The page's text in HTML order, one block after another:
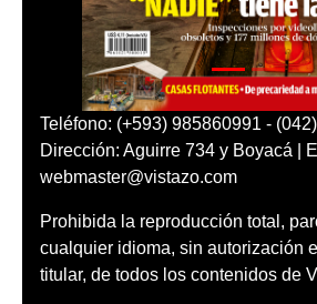
Teléfono: (+593) 985860991 - (042)
Dirección: Aguirre 734 y Boyacá |
webmaster@vistazo.com
Prohibida la reproducción total,
cualquier idioma, sin autorización
titular, de todos los contenidos de